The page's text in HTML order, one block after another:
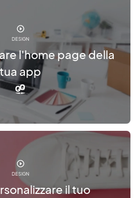
DESIGN
l'home page della
tua app
DESIGN
il tuo